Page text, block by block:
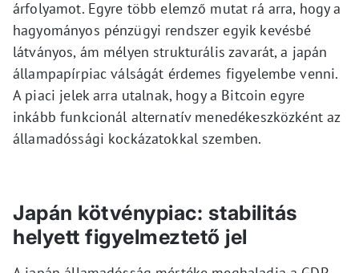
árfolyamot. Egyre több elemző mutat rá arra, hogy a
hagyományos pénzügyi rendszer egyik kevésbé
látványos, ám mélyen strukturális zavarát, a japán
állampapírpiac válságát érdemes figyelembe venni.
A piaci jelek arra utalnak, hogy a Bitcoin egyre
inkább funkcionál alternatív menedékeszközként az
államadóssági kockázatokkal szemben.
Japán kötvénypiac: stabilitás
helyett figyelmeztető jel